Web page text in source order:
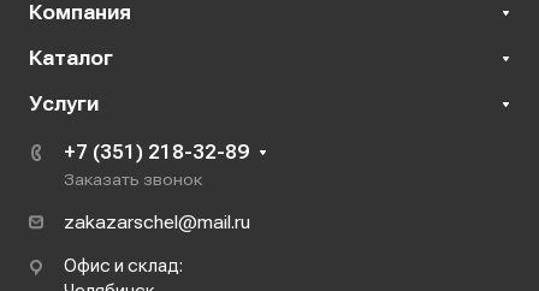
Компания
Каталог
Услуги
+7 (351) 218-32-89
Заказать звонок
zakazarschel@mail.ru
Офис и склад: